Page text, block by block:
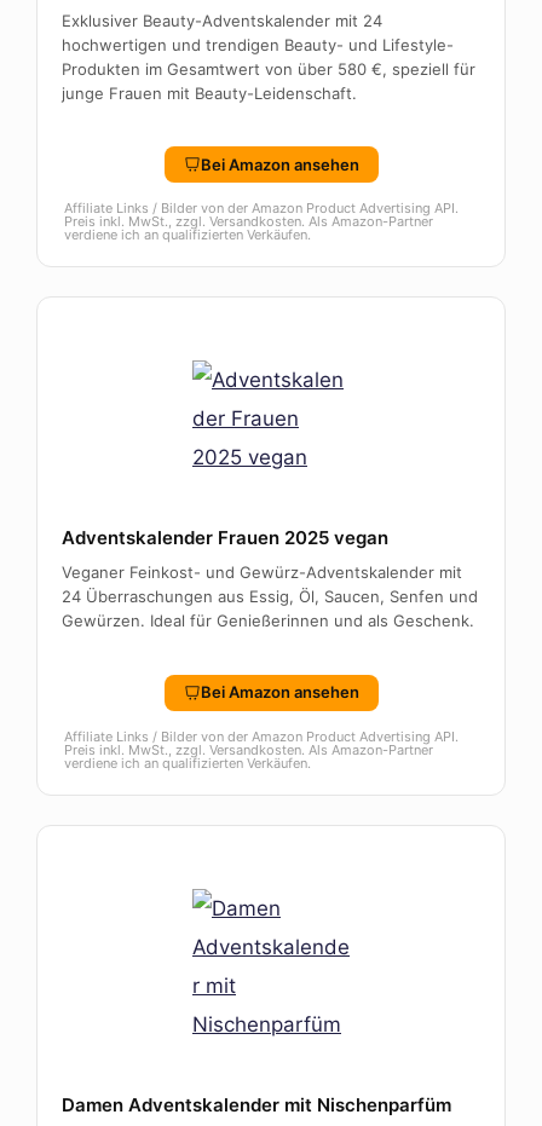
Exklusiver Beauty-Adventskalender mit 24
hochwertigen und trendigen Beauty- und Lifestyle-
Produkten im Gesamtwert von über 580 €, speziell für
junge Frauen mit Beauty-Leidenschaft.
Bei Amazon ansehen
Affiliate Links / Bilder von der Amazon Product Advertising API.
Preis inkl. MwSt., zzgl. Versandkosten. Als Amazon-Partner
verdiene ich an qualifizierten Verkäufen.
Adventskalender Frauen 2025 vegan
Veganer Feinkost- und Gewürz-Adventskalender mit
24 Überraschungen aus Essig, Öl, Saucen, Senfen und
Gewürzen. Ideal für Genießerinnen und als Geschenk.
Bei Amazon ansehen
Affiliate Links / Bilder von der Amazon Product Advertising API.
Preis inkl. MwSt., zzgl. Versandkosten. Als Amazon-Partner
verdiene ich an qualifizierten Verkäufen.
Damen Adventskalender mit Nischenparfüm